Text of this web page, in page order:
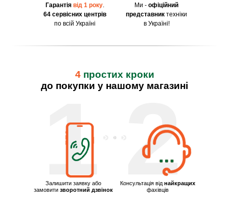
Гарантія від 1 року.
64 сервісних центрів
по всій Україні
Ми - офіційний
представник техніки
в Україні!
1 2
Залишити заявку або
замовити зворотний дзвінок
Консультація від найкращих
фахівців
4 простих кроки
до покупки у нашому магазині